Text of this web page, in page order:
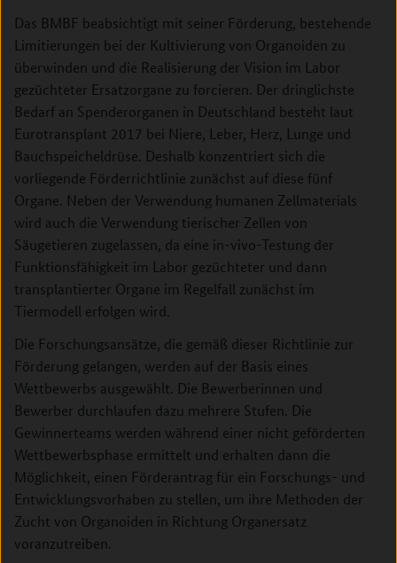
Das BMBF beabsichtigt mit seiner Förderung, bestehende
Limitierungen bei der Kultivierung von Organoiden zu
überwinden und die Realisierung der Vision im Labor
gezüchteter Ersatzorgane zu forcieren. Der dringlichste
Bedarf an Spenderorganen in Deutschland besteht laut
Eurotransplant 2017 bei Niere, Leber, Herz, Lunge und
Bauchspeicheldrüse. Deshalb konzentriert sich die
vorliegende Förderrichtlinie zunächst auf diese fünf
Organe. Neben der Verwendung humanen Zellmaterials
wird auch die Verwendung tierischer Zellen von
Säugetieren zugelassen, da eine in-vivo-Testung der
Funktionsfähigkeit im Labor gezüchteter und dann
transplantierter Organe im Regelfall zunächst im
Tiermodell erfolgen wird.
Die Forschungsansätze, die gemäß dieser Richtlinie zur
Förderung gelangen, werden auf der Basis eines
Wettbewerbs ausgewählt. Die Bewerberinnen und
Bewerber durchlaufen dazu mehrere Stufen. Die
Gewinnerteams werden während einer nicht geförderten
Wettbewerbsphase ermittelt und erhalten dann die
Möglichkeit, einen Förderantrag für ein Forschungs- und
Entwicklungsvorhaben zu stellen, um ihre Methoden der
Zucht von Organoiden in Richtung Organersatz
voranzutreiben.